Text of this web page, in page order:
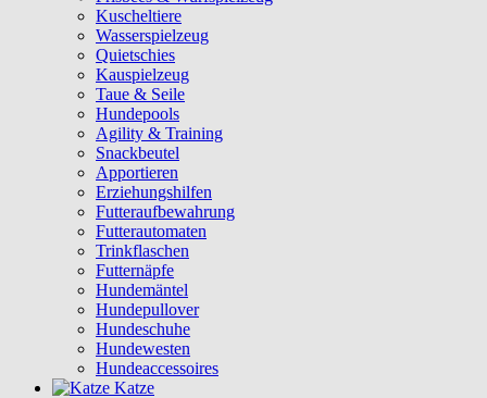
Kuscheltiere
Wasserspielzeug
Quietschies
Kauspielzeug
Taue & Seile
Hundepools
Agility & Training
Snackbeutel
Apportieren
Erziehungshilfen
Futteraufbewahrung
Futterautomaten
Trinkflaschen
Futternäpfe
Hundemäntel
Hundepullover
Hundeschuhe
Hundewesten
Hundeaccessoires
Katze